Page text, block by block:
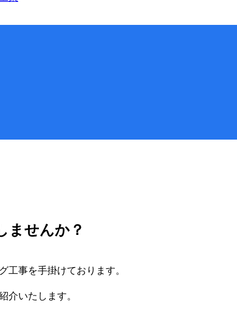
ませんか？
工事を手掛けております。
介いたします。